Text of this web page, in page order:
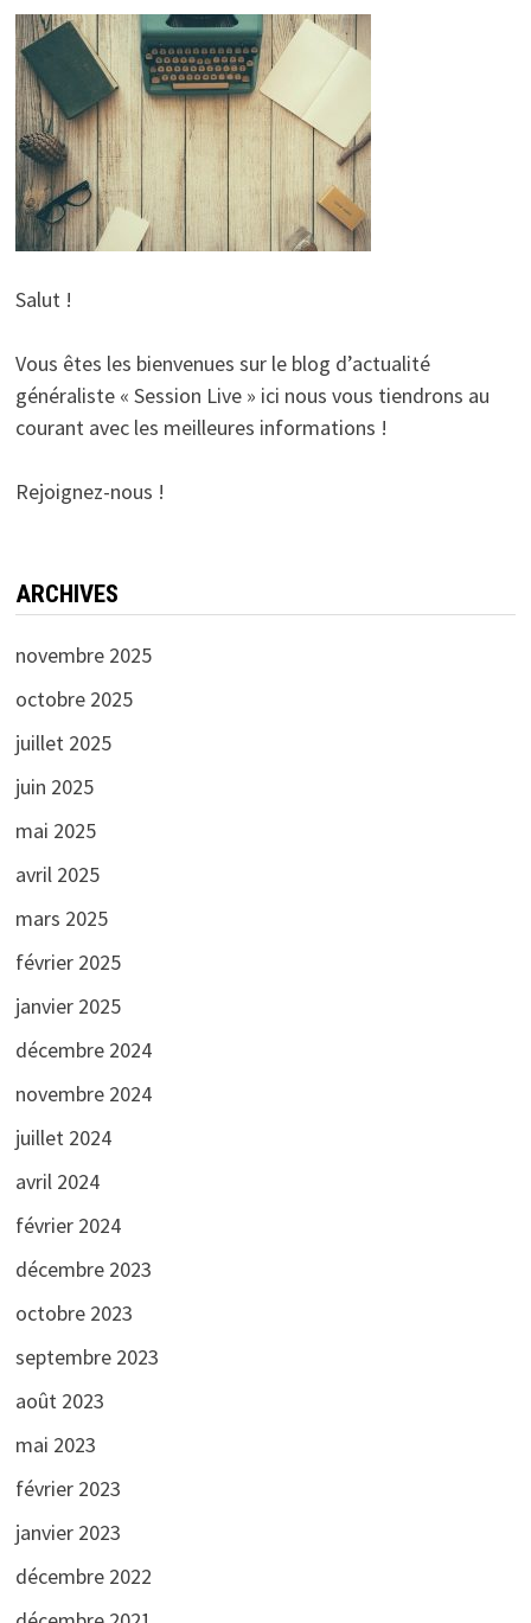
Salut !
Vous êtes les bienvenues sur le blog d’actualité
généraliste « Session Live » ici nous vous tiendrons au
courant avec les meilleures informations !
Rejoignez-nous !
ARCHIVES
novembre 2025
octobre 2025
juillet 2025
juin 2025
mai 2025
avril 2025
mars 2025
février 2025
janvier 2025
décembre 2024
novembre 2024
juillet 2024
avril 2024
février 2024
décembre 2023
octobre 2023
septembre 2023
août 2023
mai 2023
février 2023
janvier 2023
décembre 2022